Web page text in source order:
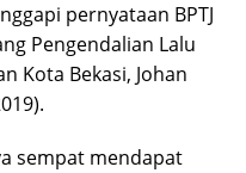
pernyataan BPTJ
Pengendalian Lalu
Kota Bekasi, Johan
sempat mendapat